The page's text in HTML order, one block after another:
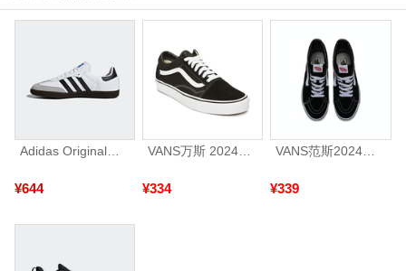
Adidas Original阿迪三叶草2026年SAMBA OG运动休闲鞋B75806
¥644
VANS万斯 2024年新款中性OldSkool帆布鞋/硫化鞋VN000D3HY28（延续款）
¥334
VANS范斯2024中性SK8-HiCL帆布鞋/硫化鞋VN000D5IB8C
¥339